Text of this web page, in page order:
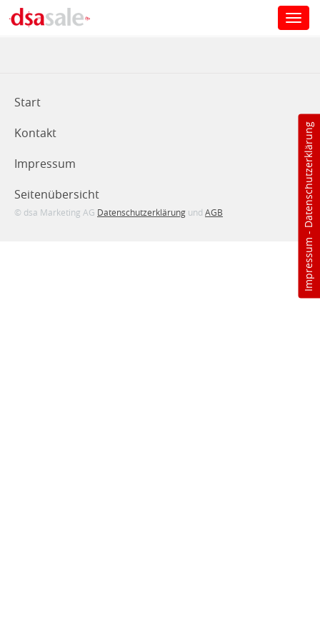
Impressum
-
Datenschutzerklärung
Start
Kontakt
Impressum
Seitenübersicht
© dsa Marketing AG Datenschutzerklärung und AGB